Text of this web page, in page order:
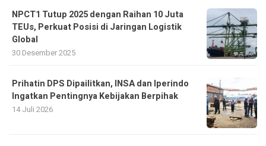
NPCT1 Tutup 2025 dengan Raihan 10 Juta
TEUs, Perkuat Posisi di Jaringan Logistik
Global
30 Desember 2025
Prihatin DPS Dipailitkan, INSA dan Iperindo
Ingatkan Pentingnya Kebijakan Berpihak
14 Juli 2026